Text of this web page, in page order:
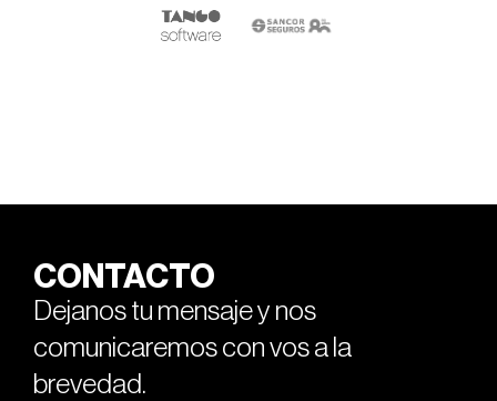
CONTACTO
Dejanos tu mensaje y nos
comunicaremos con vos a la
brevedad.